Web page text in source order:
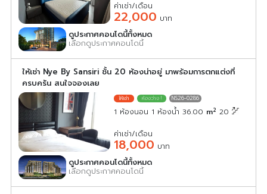
ค่าเช่า/เดือน
22,000 บาท
ดูประกาศคอนโดนี้ทั้งหมด
เลือกดูประกาศคอนโดนี้
ให้เช่า Nye By Sansiri ชั้น 20 ห้องน่าอยู่ มาพร้อมการตกแต่งที่
ครบครัน สนใจจองเลย
NS26-0286
1 ห้องนอน 1 ห้องน้ำ 36.00 m2 20
ค่าเช่า/เดือน
18,000 บาท
ดูประกาศคอนโดนี้ทั้งหมด
เลือกดูประกาศคอนโดนี้